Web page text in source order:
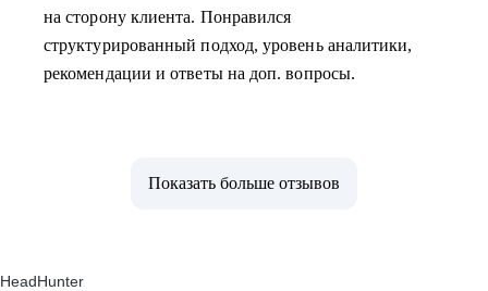
на сторону клиента. Понравился
структурированный подход, уровень аналитики,
рекомендации и ответы на доп. вопросы.
Показать больше отзывов
HeadHunter